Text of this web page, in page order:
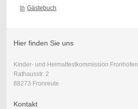
Gästebuch
Hier finden Sie uns
Kinder- und Heimatfestkommission Fronhofen
Rathausstr. 2
88273 Fronreute
Kontakt